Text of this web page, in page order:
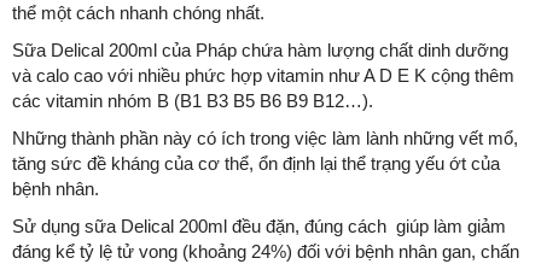
thể một cách nhanh chóng nhất.
Sữa Delical 200ml của Pháp chứa hàm lượng chất dinh dưỡng
và calo cao với nhiều phức hợp vitamin như A D E K cộng thêm
các vitamin nhóm B (B1 B3 B5 B6 B9 B12…).
Những thành phần này có ích trong việc làm lành những vết mổ,
tăng sức đề kháng của cơ thể, ổn định lại thể trạng yếu ớt của
bệnh nhân.
Sử dụng sữa Delical 200ml đều đặn, đúng cách giúp làm giảm
đáng kể tỷ lệ tử vong (khoảng 24%) đối với bệnh nhân gan, chấn